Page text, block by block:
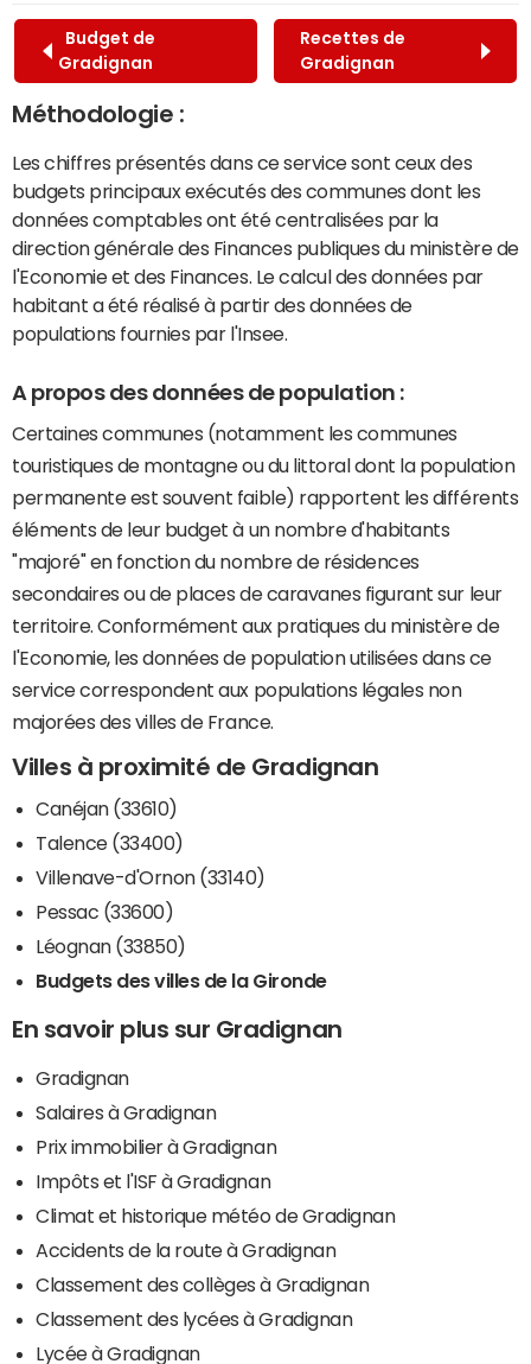
Budget de
Gradignan
Recettes de
Gradignan
Méthodologie :
Les chiffres présentés dans ce service sont ceux des
budgets principaux exécutés des communes dont les
données comptables ont été centralisées par la
direction générale des Finances publiques du ministère de
l'Economie et des Finances. Le calcul des données par
habitant a été réalisé à partir des données de
populations fournies par l'Insee.
A propos des données de population :
Certaines communes (notamment les communes
touristiques de montagne ou du littoral dont la population
permanente est souvent faible) rapportent les différents
éléments de leur budget à un nombre d'habitants
"majoré" en fonction du nombre de résidences
secondaires ou de places de caravanes figurant sur leur
territoire. Conformément aux pratiques du ministère de
l'Economie, les données de population utilisées dans ce
service correspondent aux populations légales non
majorées des villes de France.
Villes à proximité de Gradignan
Canéjan (33610)
Talence (33400)
Villenave-d'Ornon (33140)
Pessac (33600)
Léognan (33850)
Budgets des villes de la Gironde
En savoir plus sur Gradignan
Gradignan
Salaires à Gradignan
Prix immobilier à Gradignan
Impôts et l'ISF à Gradignan
Climat et historique météo de Gradignan
Accidents de la route à Gradignan
Classement des collèges à Gradignan
Classement des lycées à Gradignan
Lycée à Gradignan